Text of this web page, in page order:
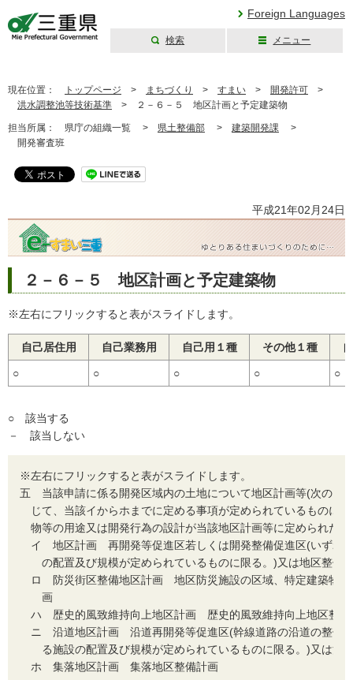
Foreign Languages
検索 メニュー
現在位置： トップページ > まちづくり > すまい > 開発許可 >
洪水調整池等技術基準 > ２－６－５ 地区計画と予定建築物
担当所属： 県庁の組織一覧 > 県土整備部 > 建築開発課 >
開発審査班
平成21年02月24日
２－６－５ 地区計画と予定建築物
※左右にフリックすると表がスライドします。
自己居住用 自己業務用 自己用１種 その他１種
○ ○ ○ ○ ○
○ 該当する
－ 該当しない
※左右にフリックすると表がスライドします。
五 当該申請に係る開発区域内の土地について地区計画等(次のイ
じて、当該イからホまでに定める事項が定められているものに
物等の用途又は開発行為の設計が当該地区計画等に定められた
イ
地区計画 再開発等促進区若しくは開発整備促進区(いずれ
の配置及び規模が定められているものに限る。)又は地区整備
ロ
防災街区整備地区計画 地区防災施設の区域、特定建築物地
画
ハ 歴史的風致維持向上地区計画 歴史的風致維持向上地区整備
ニ
沿道地区計画 沿道再開発等促進区(幹線道路の沿道の整備
る施設の配置及び規模が定められているものに限る。)又は沿
ホ 集落地区計画 集落地区整備計画